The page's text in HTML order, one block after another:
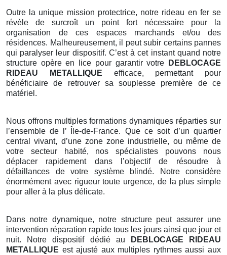
Outre la unique mission protectrice, notre rideau en fer se
révèle de surcroît un point fort nécessaire pour la
organisation de ces espaces marchands et/ou des
résidences. Malheureusement, il peut subir certains pannes
qui paralyser leur dispositif. C’est à cet instant quand notre
structure opère en lice pour garantir votre
DEBLOCAGE
RIDEAU METALLIQUE efficace, permettant pour
bénéficiaire de retrouver sa souplesse première de ce
matériel.
Nous offrons multiples formations dynamiques réparties sur
l’ensemble de l’ Île-de-France. Que ce soit d’un quartier
central vivant, d’une zone zone industrielle, ou même de
votre secteur habité, nos spécialistes pouvons nous
déplacer rapidement dans l’objectif de résoudre à
défaillances de votre système blindé. Notre considère
énormément avec rigueur toute urgence, de la plus simple
pour aller à la plus délicate.
Dans notre dynamique, notre structure peut assurer une
intervention réparation rapide tous les jours ainsi que jour et
nuit. Notre dispositif dédié au
DEBLOCAGE RIDEAU
METALLIQUE est ajusté aux multiples rythmes aussi aux